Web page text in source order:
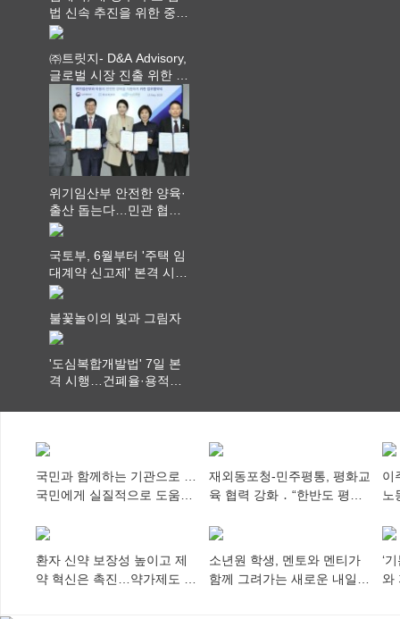
법 신속 추진을 위한 중앙
부처 법무담당관 회의 개
㈜트릿지- D&A Advisory,
글로벌 시장 진출 위한 전
략적 업무협약 체결
위기임산부 안전한 양육·
출산 돕는다…민관 협력
체계 구축
국토부, 6월부터 '주택 임
대계약 신고제' 본격 시
행…실거래가 투명화 기
불꽃놀이의 빛과 그림자
'도심복합개발법' 7일 본
격 시행…건폐율·용적률
국민과 함께하는 기관으로 …
국민에게 실질적으로 도움이
재외동포청-민주평통, 평화교
육 협력 강화 ․ “한반도 평화,
다”
이
노
환자 신약 보장성 높이고 제
약 혁신은 촉진…약가제도 개
소년원 학생, 멘토와 멘티가
함께 그려가는 새로운 내일
‘
와